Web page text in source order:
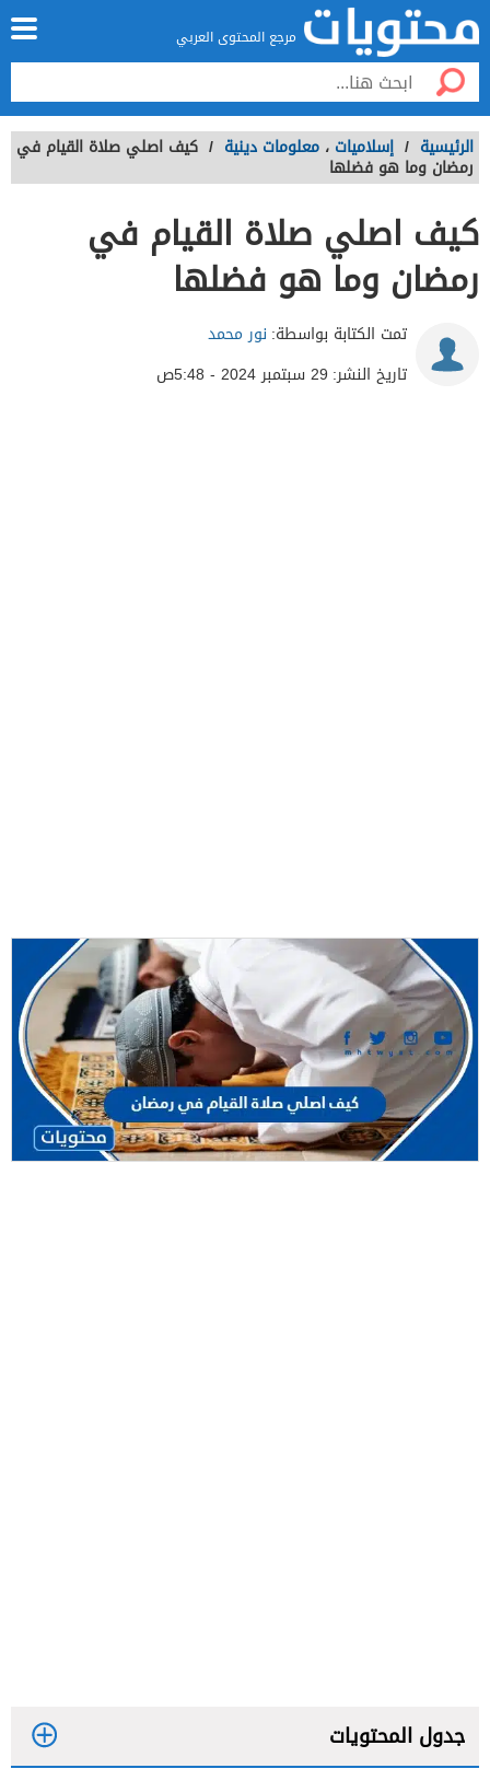
مرجع المحتوى العربي
الرئيسية / إسلاميات ، معلومات دينية / كيف اصلي صلاة القيام في
رمضان وما هو فضلها
كيف اصلي صلاة القيام في
رمضان وما هو فضلها
تمت الكتابة بواسطة: نور محمد
تاريخ النشر: 29 سبتمبر 2024 - 5:48ص
جدول المحتويات